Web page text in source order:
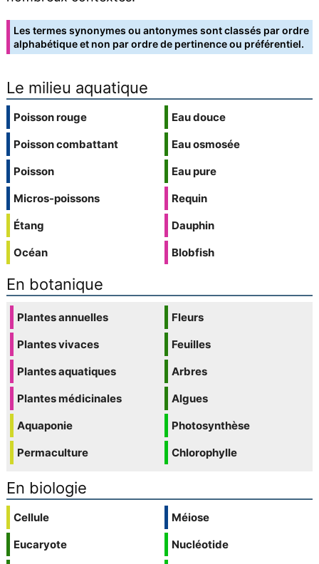
Les termes synonymes ou antonymes sont classés par ordre
alphabétique et non par ordre de pertinence ou préférentiel.
Le milieu aquatique
Poisson rouge
Poisson combattant
Poisson
Micros-poissons
Étang
Océan
Eau douce
Eau osmosée
Eau pure
Requin
Dauphin
Blobfish
En botanique
Plantes annuelles
Plantes vivaces
Plantes aquatiques
Plantes médicinales
Aquaponie
Permaculture
Fleurs
Feuilles
Arbres
Algues
Photosynthèse
Chlorophylle
En biologie
Cellule
Eucaryote
Méiose
Nucléotide